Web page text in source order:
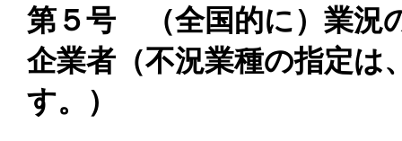
第５号 （全国的に）業況
企業者（不況業種の指定は
す。）